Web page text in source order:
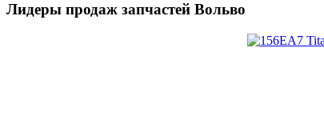
Лидеры продаж запчастей Вольво